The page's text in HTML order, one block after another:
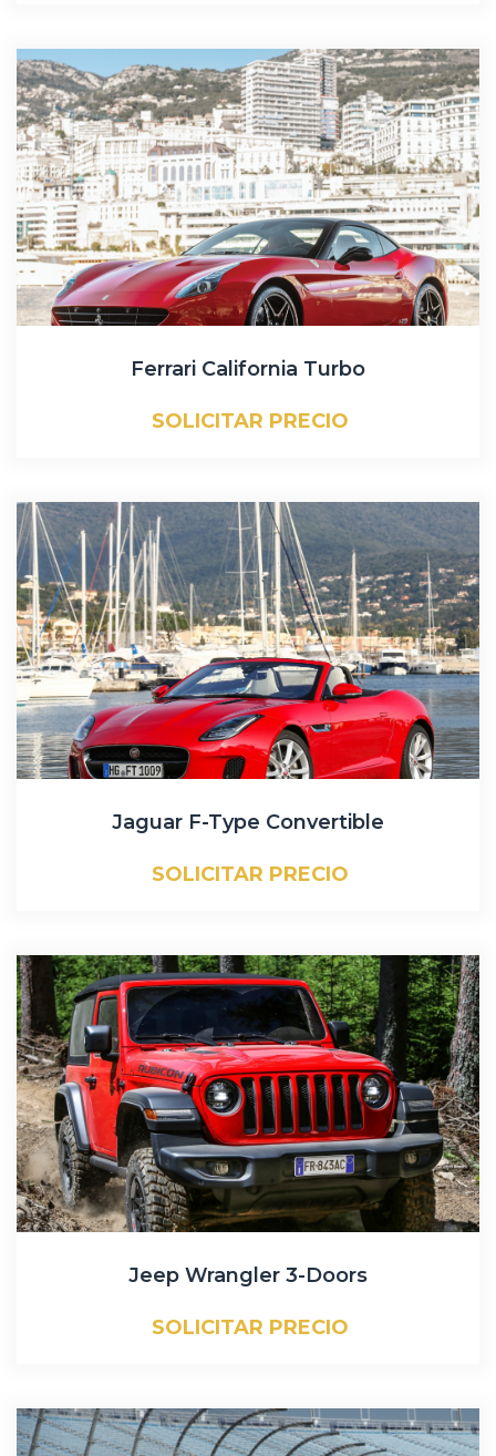
Ferrari California Turbo
SOLICITAR PRECIO
Jaguar F-Type Convertible
SOLICITAR PRECIO
Jeep Wrangler 3-Doors
SOLICITAR PRECIO